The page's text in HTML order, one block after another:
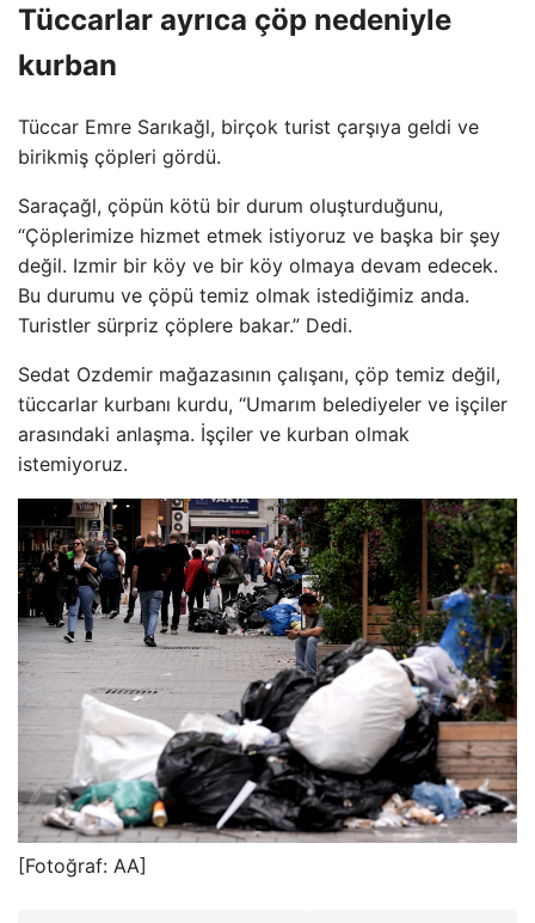
Tüccarlar ayrıca çöp nedeniyle
kurban
Tüccar Emre Sarıkağl, birçok turist çarşıya geldi ve
birikmiş çöpleri gördü.
Saraçağl, çöpün kötü bir durum oluşturduğunu,
“Çöplerimize hizmet etmek istiyoruz ve başka bir şey
değil. Izmir bir köy ve bir köy olmaya devam edecek.
Bu durumu ve çöpü temiz olmak istediğimiz anda.
Turistler sürpriz çöplere bakar.” Dedi.
Sedat Ozdemir mağazasının çalışanı, çöp temiz değil,
tüccarlar kurbanı kurdu, “Umarım belediyeler ve işçiler
arasındaki anlaşma. İşçiler ve kurban olmak
istemiyoruz.
[Fotoğraf: AA]